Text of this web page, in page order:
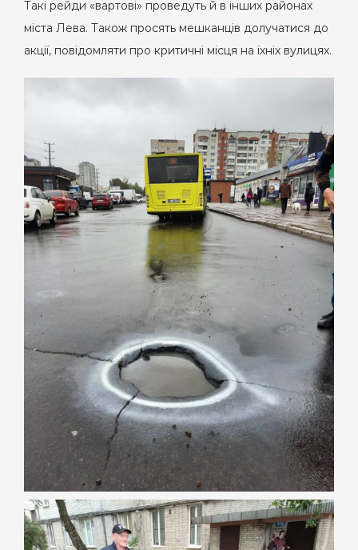
Такі рейди «вартові» проведуть й в інших районах
міста Лева. Також просять мешканців долучатися до
акції, повідомляти про критичні місця на їхніх вулицях.